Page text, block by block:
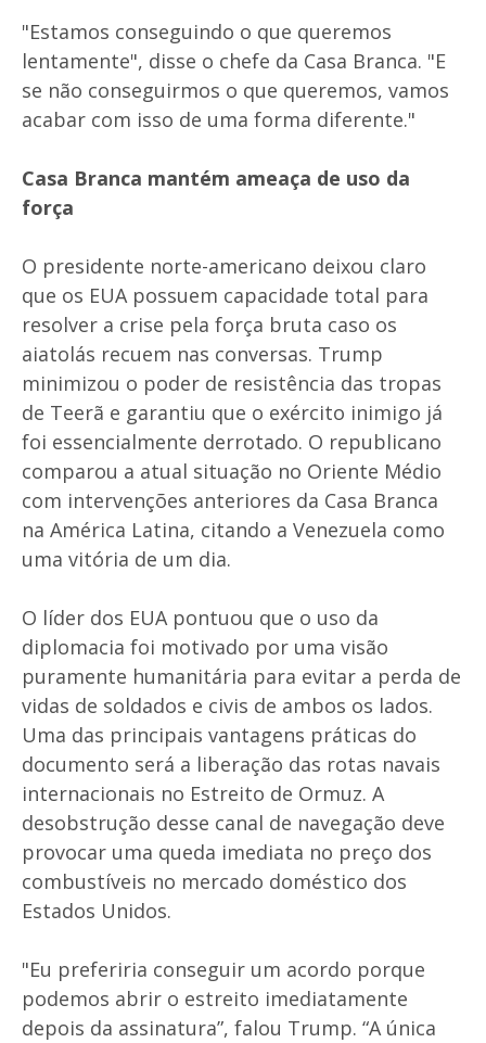
"Estamos conseguindo o que queremos
lentamente", disse o chefe da Casa Branca. "E
se não conseguirmos o que queremos, vamos
acabar com isso de uma forma diferente."
Casa Branca mantém ameaça de uso da
força
O presidente norte-americano deixou claro
que os EUA possuem capacidade total para
resolver a crise pela força bruta caso os
aiatolás recuem nas conversas. Trump
minimizou o poder de resistência das tropas
de Teerã e garantiu que o exército inimigo já
foi essencialmente derrotado. O republicano
comparou a atual situação no Oriente Médio
com intervenções anteriores da Casa Branca
na América Latina, citando a Venezuela como
uma vitória de um dia.
O líder dos EUA pontuou que o uso da
diplomacia foi motivado por uma visão
puramente humanitária para evitar a perda de
vidas de soldados e civis de ambos os lados.
Uma das principais vantagens práticas do
documento será a liberação das rotas navais
internacionais no Estreito de Ormuz. A
desobstrução desse canal de navegação deve
provocar uma queda imediata no preço dos
combustíveis no mercado doméstico dos
Estados Unidos.
"Eu preferiria conseguir um acordo porque
podemos abrir o estreito imediatamente
depois da assinatura”, falou Trump. “A única